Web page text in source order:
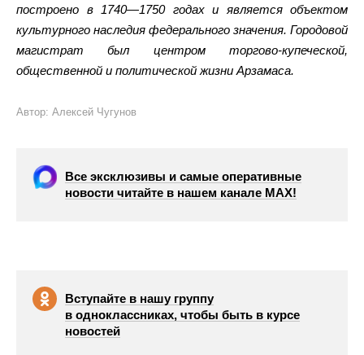
построено в 1740—1750 годах и является объектом
культурного наследия федерального значения. Городовой
магистрат был центром торгово-купеческой,
общественной и политической жизни Арзамаса.
Автор: Алексей Чугунов
Все эксклюзивы и самые оперативные
новости читайте в нашем канале МАХ!
Вступайте в нашу группу
в одноклассниках, чтобы быть в курсе
новостей